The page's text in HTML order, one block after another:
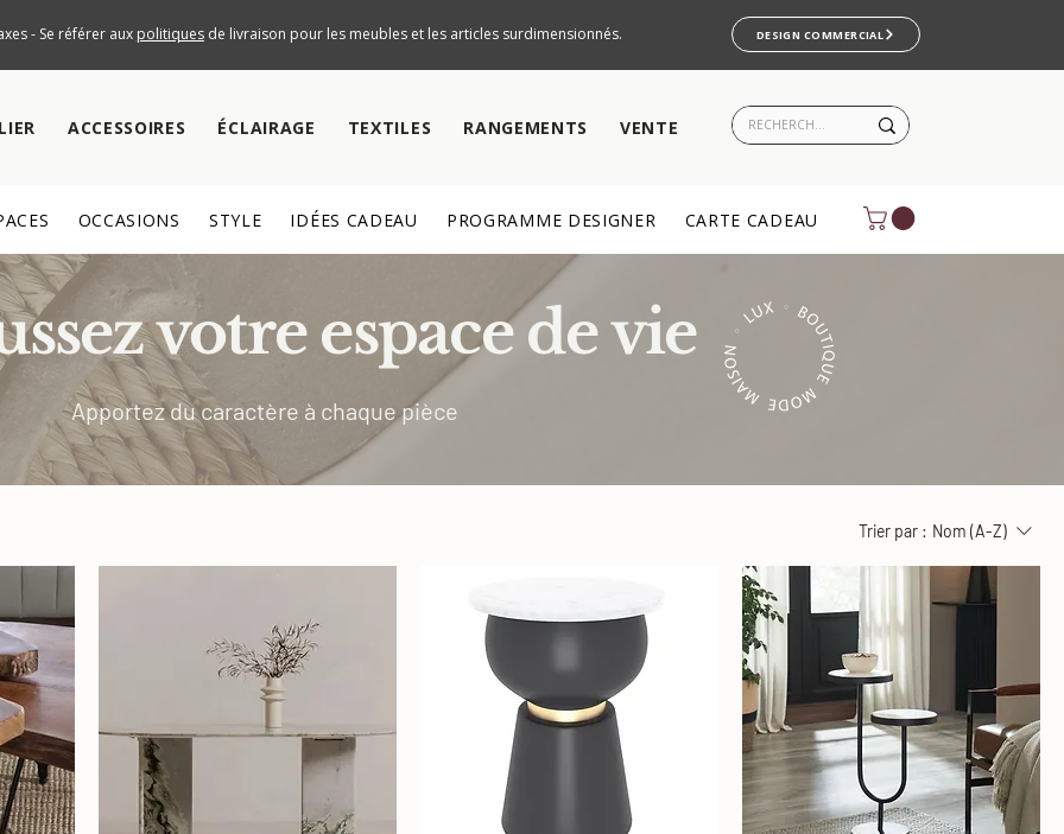
- Se référer aux politiquesde livraison pour les meubles et les articles surdimensionnés. DESIGN COMMERCIAL
ACCESSOIRES ÉCLAIRAGE TEXTILES RANGEMENTS VENTE
OCCASIONS STYLE IDÉES CADEAU PROGRAMME DESIGNER CARTE CADEAU
votre espace de vie
Apportez du caractère à chaque pièce
Trier par : Nom (A-Z)